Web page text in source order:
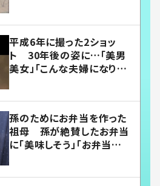
平成6年に撮った2ショッ
ト 30年後の姿に…「美男
美女」「こんな夫婦になりた
孫のためにお弁当を作った
祖母 孫が絶賛したお弁当
に「美味しそう」「お弁当すご